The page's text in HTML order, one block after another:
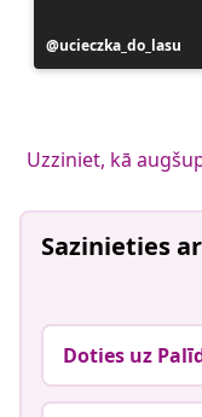
Ierakstu
publicējis
ucieczka_do_lasu
Uzziniet, kā
Sazinieties
Doties uz